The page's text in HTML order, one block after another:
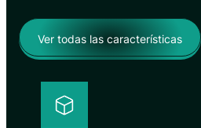
Ver todas las características